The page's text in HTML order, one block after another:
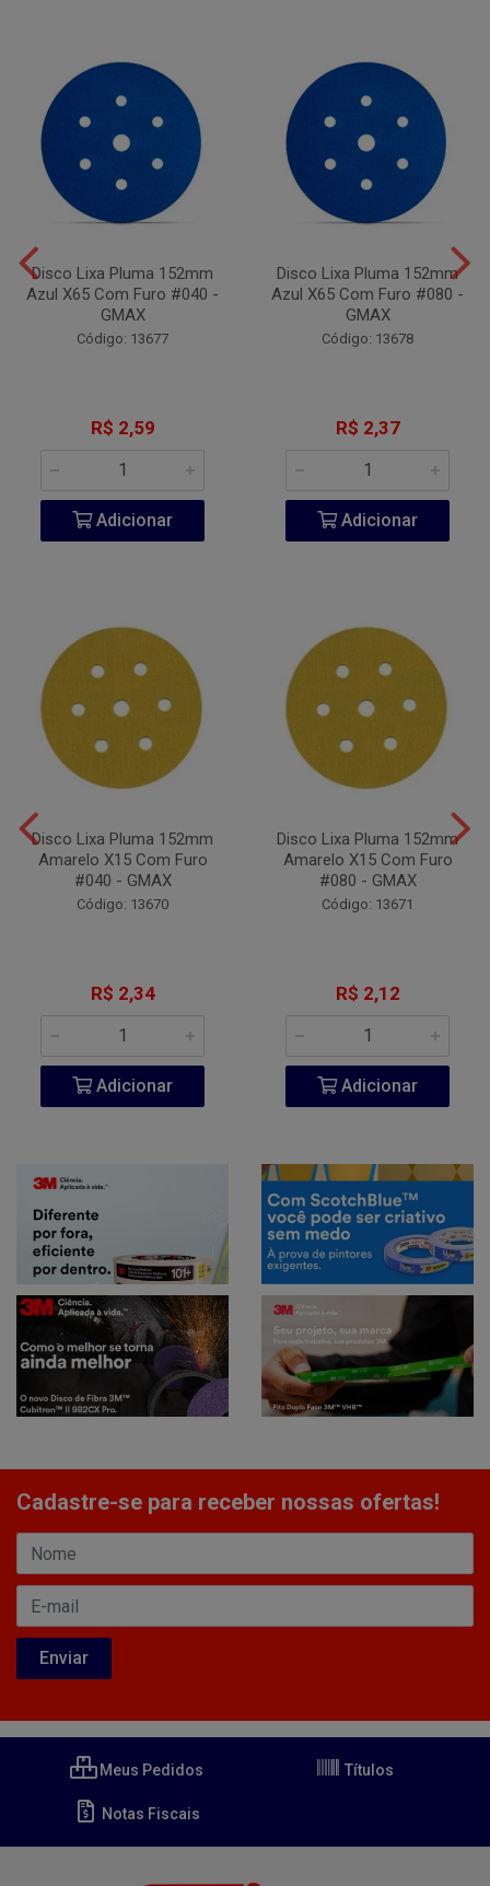
Disco Lixa Pluma 152mm
Azul X65 Com Furo #040 -
GMAX
Código: 13677
R$ 2,59
Adicionar
Disco Lixa Pluma 152mm
Azul X65 Com Furo #080 -
GMAX
Código: 13678
R$ 2,37
Adicionar
Disco Lixa Pluma 152mm
Amarelo X15 Com Furo
#040 - GMAX
Código: 13670
R$ 2,34
Adicionar
Disco Lixa Pluma 152mm
Amarelo X15 Com Furo
#080 - GMAX
Código: 13671
R$ 2,12
Adicionar
Cadastre-se para receber nossas ofertas!
Meus Pedidos Títulos
Notas Fiscais